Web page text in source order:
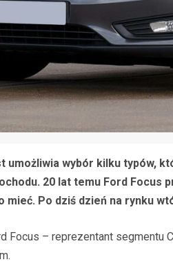
umożliwia wybór kilku typów,
20 lat temu Ford Focus
mieć. Po dziś dzień na rynku
Focus – reprezentant segmentu